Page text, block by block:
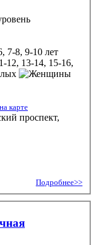
7-8, 9-10 лет
12, 13-14, 15-16,
на карте
проспект,
Подробнее>>